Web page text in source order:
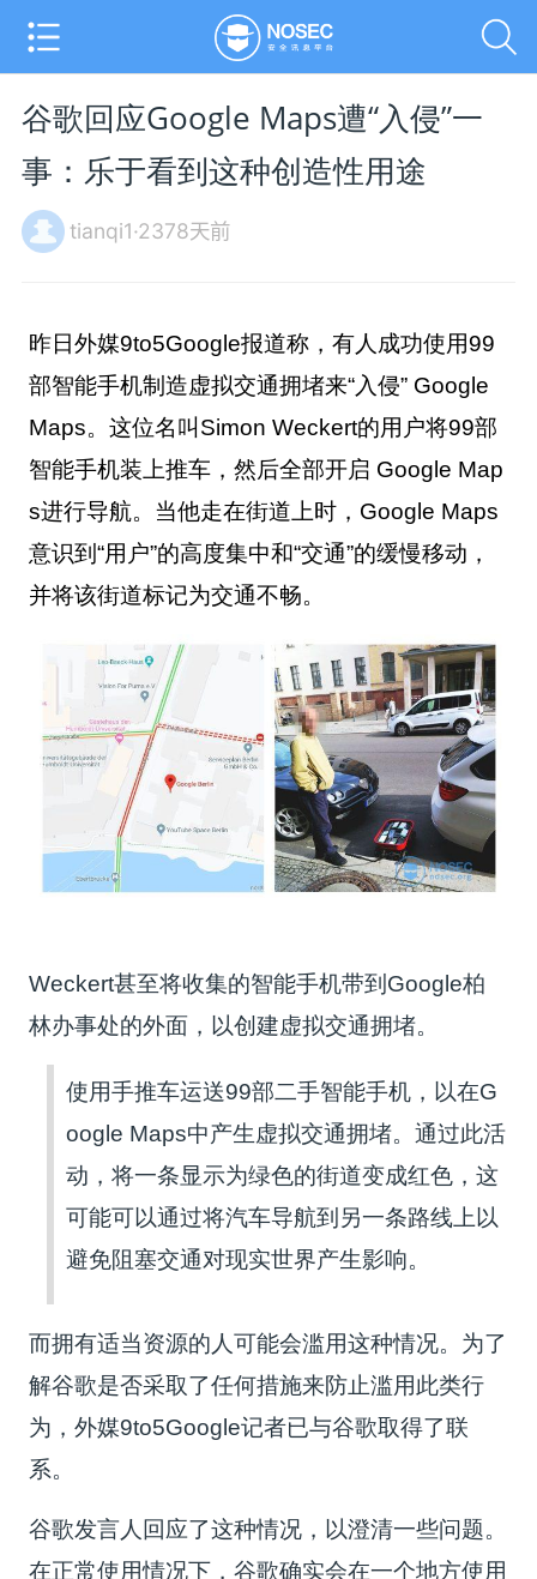
谷歌回应Google Maps遭“入侵”一
事：乐于看到这种创造性用途
tianqi1·2378天前
昨日外媒9to5Google报道称，有人成功使用99
部智能手机制造虚拟交通拥堵来“入侵” Google
Maps。这位名叫Simon Weckert的用户将99部
智能手机装上推车，然后全部开启 Google Map
s进行导航。当他走在街道上时，Google Maps
意识到“用户”的高度集中和“交通”的缓慢移动，
并将该街道标记为交通不畅。
Weckert甚至将收集的智能手机带到Google柏
林办事处的外面，以创建虚拟交通拥堵。
使用手推车运送99部二手智能手机，以在G
oogle Maps中产生虚拟交通拥堵。通过此活
动，将一条显示为绿色的街道变成红色，这
可能可以通过将汽车导航到另一条路线上以
避免阻塞交通对现实世界产生影响。
而拥有适当资源的人可能会滥用这种情况。为了
解谷歌是否采取了任何措施来防止滥用此类行
为，外媒9to5Google记者已与谷歌取得了联
系。
谷歌发言人回应了这种情况，以澄清一些问题。
在正常使用情况下，谷歌确实会在一个地方使用